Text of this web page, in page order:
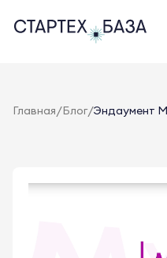
Главная/Блог/Эндаумент